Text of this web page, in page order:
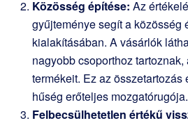
Közösség építése: Az
gyűjteménye segít a közösség
kialakításában. A vásárlók
nagyobb csoporthoz
termékeit. Ez az összetartozás
hűség erőteljes mozgatórugója.
Felbecsülhetetlen értékű